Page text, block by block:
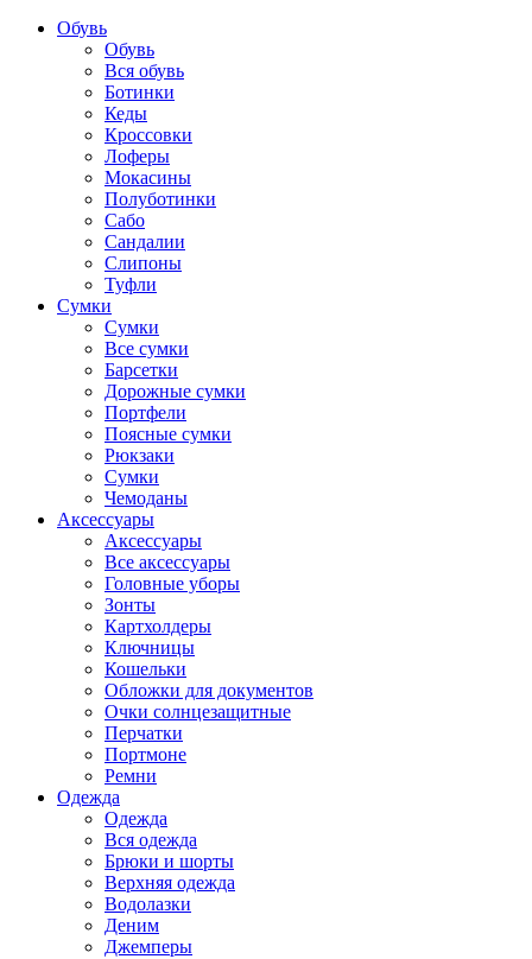
Обувь
Обувь
Вся обувь
Ботинки
Кеды
Кроссовки
Лоферы
Мокасины
Полуботинки
Сабо
Сандалии
Слипоны
Туфли
Сумки
Сумки
Все сумки
Барсетки
Дорожные сумки
Портфели
Поясные сумки
Рюкзаки
Сумки
Чемоданы
Аксессуары
Аксессуары
Все аксессуары
Головные уборы
Зонты
Картхолдеры
Ключницы
Кошельки
Обложки для документов
Очки солнцезащитные
Перчатки
Портмоне
Ремни
Одежда
Одежда
Вся одежда
Брюки и шорты
Верхняя одежда
Водолазки
Деним
Джемперы